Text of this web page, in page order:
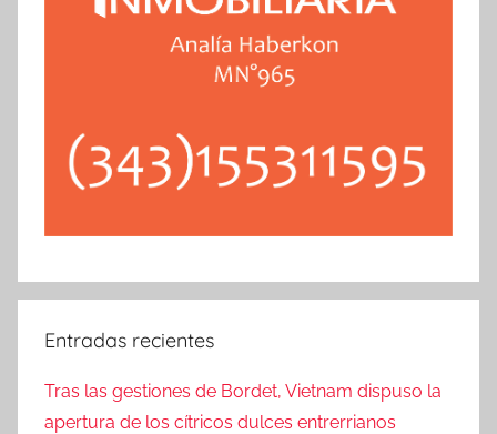
Entradas recientes
Tras las gestiones de Bordet, Vietnam dispuso la
apertura de los cítricos dulces entrerrianos